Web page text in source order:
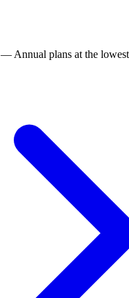
— Annual plans at the